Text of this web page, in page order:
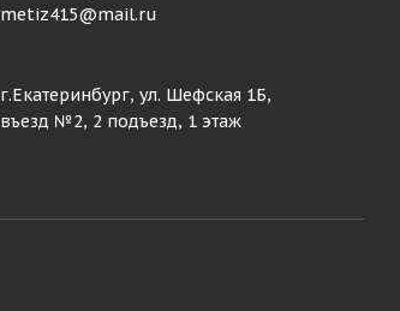
metiz415@mail.ru
г.Екатеринбург, ул. Шефская 1Б,
въезд №2, 2 подъезд, 1 этаж